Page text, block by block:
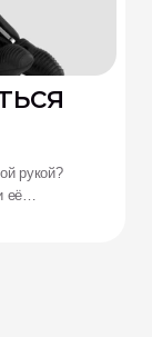
рукой?
её